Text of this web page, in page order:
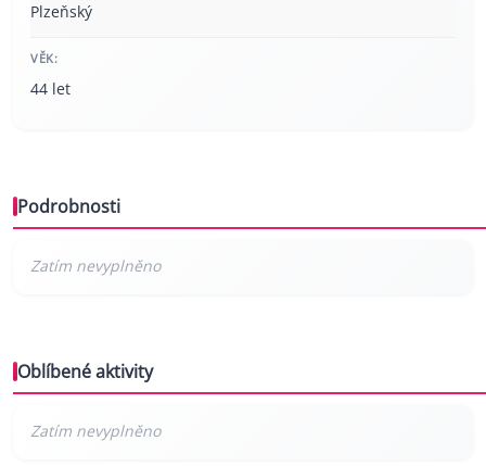
Plzeňský
VĚK:
44 let
Podrobnosti
Oblíbené aktivity